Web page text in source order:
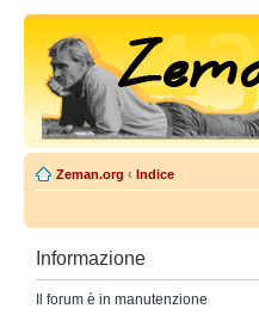
Zeman.org ‹ Indice
Informazione
Il forum è in manutenzione